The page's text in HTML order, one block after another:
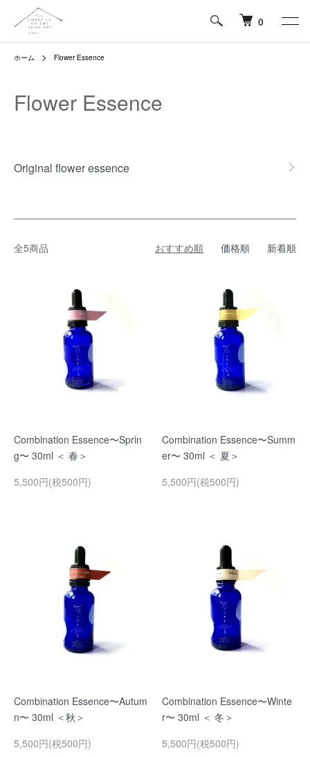
0
ホーム Flower Essence
Flower Essence
Original flower essence
全5商品 おすすめ順 価格順 新着順
Combination Essence〜Sprin
g〜 30ml ＜ 春＞
5,500円(税500円)
Combination Essence〜Summ
er〜 30ml ＜ 夏＞
5,500円(税500円)
Combination Essence〜Autum
n〜 30ml ＜秋＞
5,500円(税500円)
Combination Essence〜Winte
r〜 30ml ＜ 冬＞
5,500円(税500円)